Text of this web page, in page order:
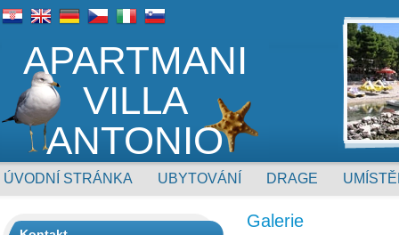
APARTMANI
VILLA
ANTONIO
ÚVODNÍ STRÁNKA UBYTOVÁNÍ DRAGE
Galerie